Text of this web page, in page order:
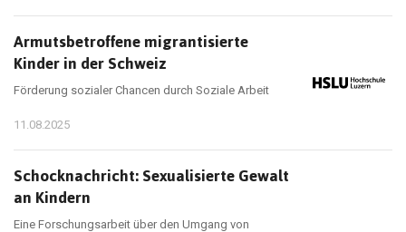
Armutsbetroffene migrantisierte
Kinder in der Schweiz
Förderung sozialer Chancen durch Soziale Arbeit
11.08.2025
Schocknachricht: Sexualisierte Gewalt
an Kindern
Eine Forschungsarbeit über den Umgang von